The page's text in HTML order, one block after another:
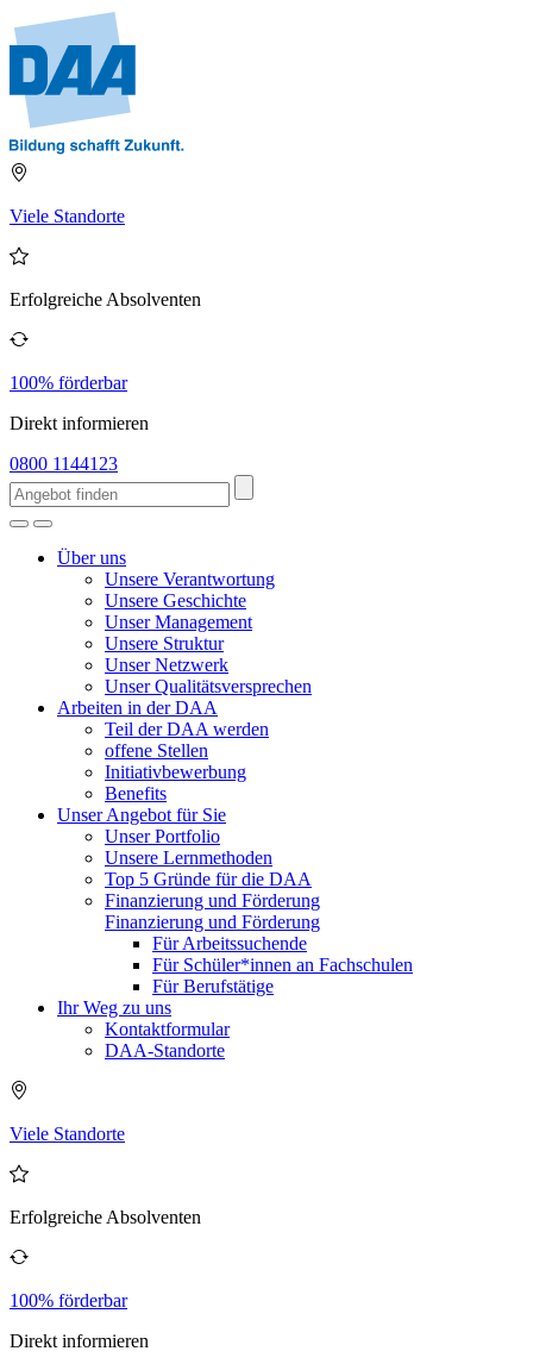
Viele Standorte
Erfolgreiche Absolventen
100% förderbar
Direkt informieren
0800 1144123
Über uns
Unsere Verantwortung
Unsere Geschichte
Unser Management
Unsere Struktur
Unser Netzwerk
Unser Qualitätsversprechen
Arbeiten in der DAA
Teil der DAA werden
offene Stellen
Initiativbewerbung
Benefits
Unser Angebot für Sie
Unser Portfolio
Unsere Lernmethoden
Top 5 Gründe für die DAA
Finanzierung und Förderung
Finanzierung und Förderung
Für Arbeitssuchende
Für Schüler*innen an Fachschulen
Für Berufstätige
Ihr Weg zu uns
Kontaktformular
DAA-Standorte
Viele Standorte
Erfolgreiche Absolventen
100% förderbar
Direkt informieren